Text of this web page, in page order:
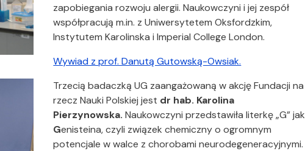
zapobiegania rozwoju alergii. Naukowczyni i jej zespół
współpracują m.in. z Uniwersytetem Oksfordzkim,
Instytutem Karolinska i Imperial College London.
Wywiad z prof. Danutą Gutowską-Owsiak.
Trzecią badaczką UG zaangażowaną w akcję Fundacji na
rzecz Nauki Polskiej jest dr hab. Karolina
Pierzynowska.Naukowczyni przedstawiła literkę „G” jak
Genisteina, czyli związek chemiczny o ogromnym
potencjale w walce z chorobami neurodegeneracyjnymi.